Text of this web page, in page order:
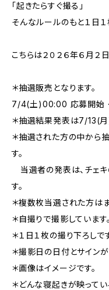
「起きたらすぐ撮る」
そんなルールのもと１日１
こちらは２０２６年６月２
＊抽選販売となります。
7/4(土)00:00 応募開始
＊抽選結果発表は7/13(月
＊抽選された方の中から
す。
当選者の発表は、チェキ
す。
＊複数枚当選された方は
＊自撮りで撮影しています。
＊１日１枚の撮り下ろしです
＊撮影日の日付とサインが
＊画像はイメージです。
＊どんな寝起きが映ってい